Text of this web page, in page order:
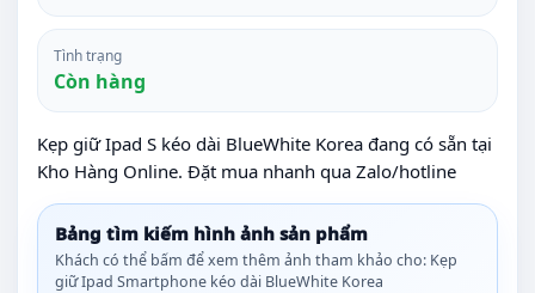
Tình trạng
Còn hàng
Kẹp giữ Ipad S kéo dài BlueWhite Korea đang có sẵn tại
Kho Hàng Online. Đặt mua nhanh qua Zalo/hotline
Bảng tìm kiếm hình ảnh sản phẩm
Khách có thể bấm để xem thêm ảnh tham khảo cho: Kẹp
giữ Ipad Smartphone kéo dài BlueWhite Korea